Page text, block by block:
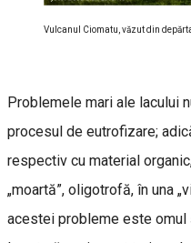
Vulcanul Ciomatu, văzut din
Problemele mari ale lacului
procesul de eutrofizare;
respectiv cu material
„moartă”, oligotrofă, în una
acestei probleme este omul